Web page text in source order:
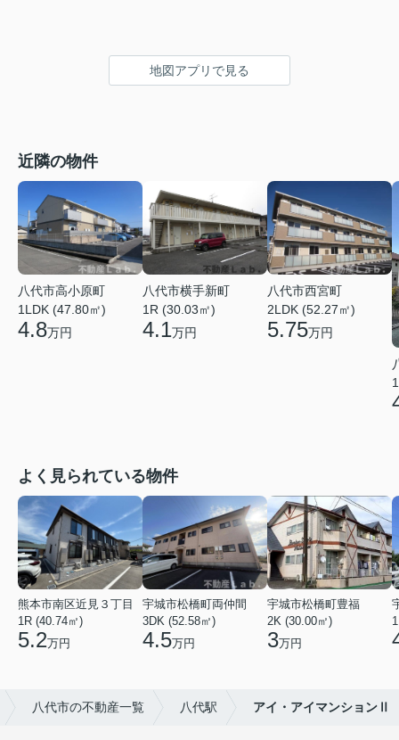
地図アプリで見る
近隣の物件
八代市高小原町
1LDK (47.80㎡)
4.8万円
八代市横手新町
1R (30.03㎡)
4.1万円
八代市西宮町
2LDK (52.27㎡)
5.75万円
よく見られている物件
熊本市南区近見３丁目
1R (40.74㎡)
5.2万円
宇城市松橋町両仲間
3DK (52.58㎡)
4.5万円
宇城市松橋町豊福
2K (30.00㎡)
3万円
八代市の不動産一覧 八代駅 アイ・アイマンションⅡ